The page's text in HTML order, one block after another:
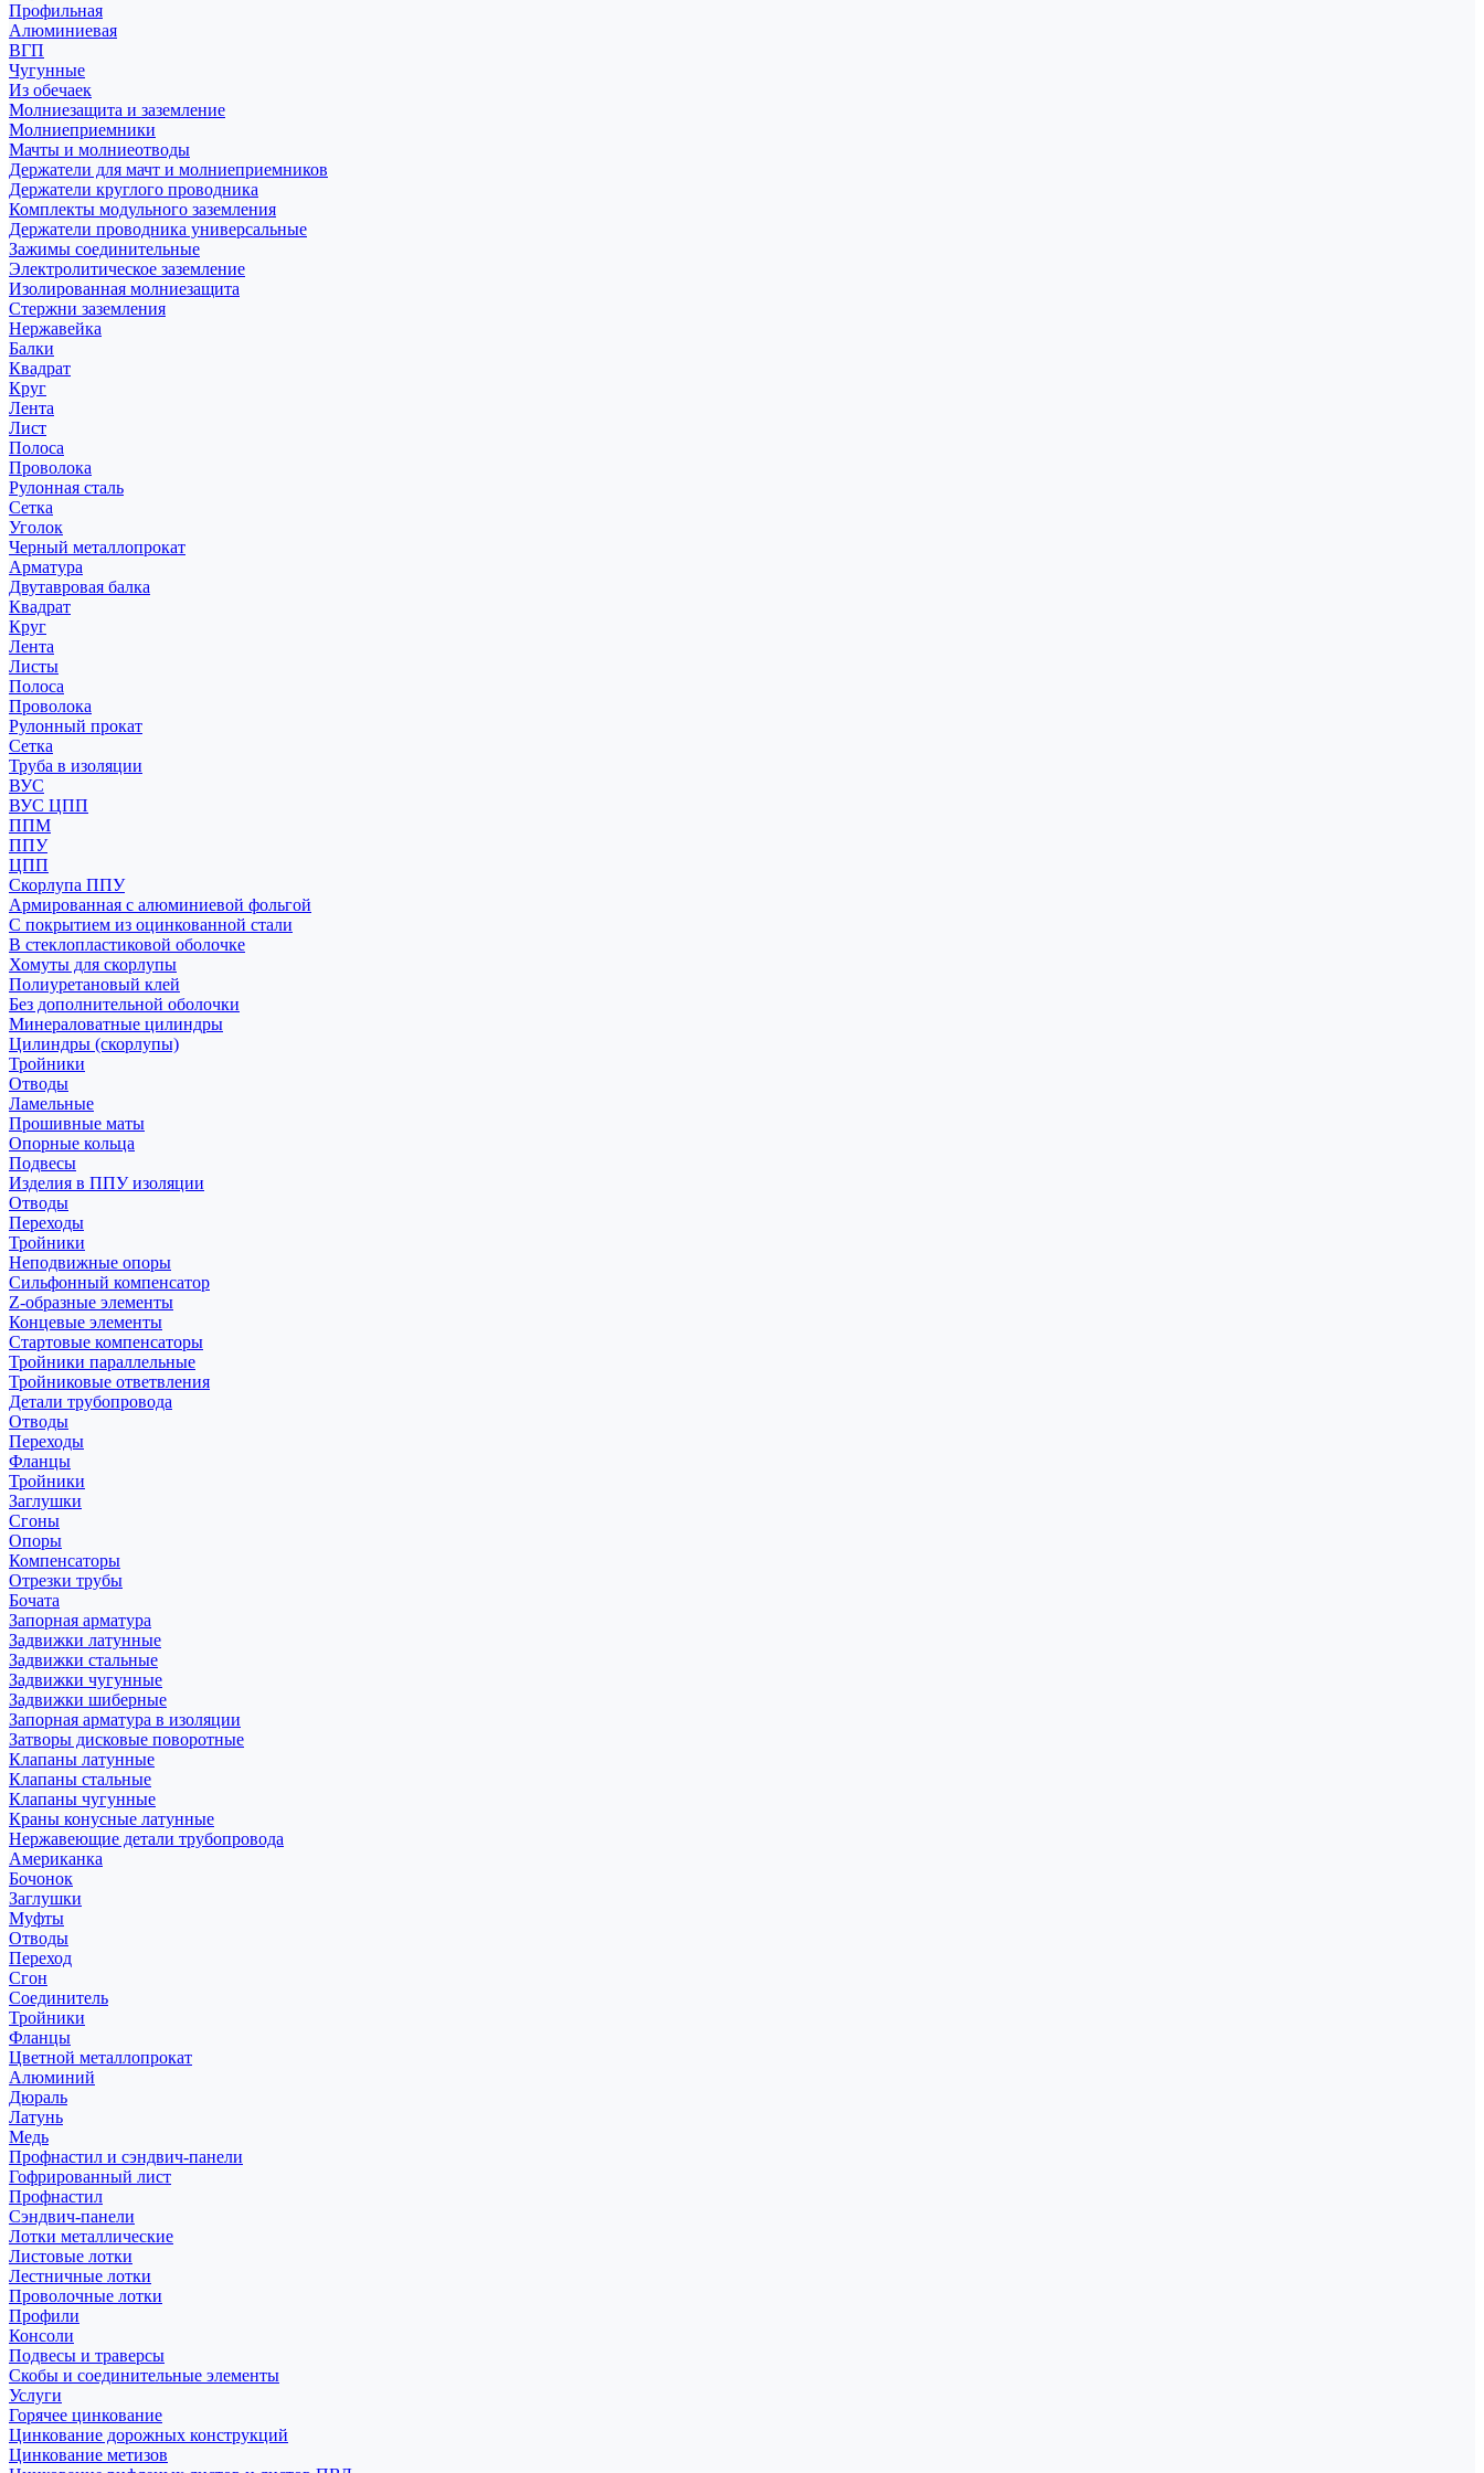
Профильная
Алюминиевая
ВГП
Чугунные
Из обечаек
Молниезащита и заземление
Молниеприемники
Мачты и молниеотводы
Держатели для мачт и молниеприемников
Держатели круглого проводника
Комплекты модульного заземления
Держатели проводника универсальные
Зажимы соединительные
Электролитическое заземление
Изолированная молниезащита
Стержни заземления
Нержавейка
Балки
Квадрат
Круг
Лента
Лист
Полоса
Проволока
Рулонная сталь
Сетка
Уголок
Черный металлопрокат
Арматура
Двутавровая балка
Квадрат
Круг
Лента
Листы
Полоса
Проволока
Рулонный прокат
Сетка
Труба в изоляции
ВУС
ВУС ЦПП
ППМ
ППУ
ЦПП
Скорлупа ППУ
Армированная с алюминиевой фольгой
С покрытием из оцинкованной стали
В стеклопластиковой оболочке
Хомуты для скорлупы
Полиуретановый клей
Без дополнительной оболочки
Минераловатные цилиндры
Цилиндры (скорлупы)
Тройники
Отводы
Ламельные
Прошивные маты
Опорные кольца
Подвесы
Изделия в ППУ изоляции
Отводы
Переходы
Тройники
Неподвижные опоры
Cильфонный компенсатор
Z-образные элементы
Концевые элементы
Стартовые компенсаторы
Тройники параллельные
Тройниковые ответвления
Детали трубопровода
Отводы
Переходы
Фланцы
Тройники
Заглушки
Сгоны
Опоры
Компенсаторы
Отрезки трубы
Бочата
Запорная арматура
Задвижки латунные
Задвижки стальные
Задвижки чугунные
Задвижки шиберные
Запорная арматура в изоляции
Затворы дисковые поворотные
Клапаны латунные
Клапаны стальные
Клапаны чугунные
Краны конусные латунные
Нержавеющие детали трубопровода
Американка
Бочонок
Заглушки
Муфты
Отводы
Переход
Сгон
Соединитель
Тройники
Фланцы
Цветной металлопрокат
Алюминий
Дюраль
Латунь
Медь
Профнастил и сэндвич-панели
Гофрированный лист
Профнастил
Сэндвич-панели
Лотки металлические
Листовые лотки
Лестничные лотки
Проволочные лотки
Профили
Консоли
Подвесы и траверсы
Скобы и соединительные элементы
Услуги
Горячее цинкование
Цинкование дорожных конструкций
Цинкование метизов